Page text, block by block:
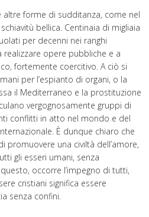
altre forme di sudditanza, come nel
bellica. Centinaia di migliaia
per decenni nei ranghi
realizzare opere pubbliche e a
fortemente coercitivo. A ciò si
per l’espianto di organi, o la
il Mediterraneo e la prostituzione
vergognosamente gruppi di
conflitti in atto nel mondo e del
È dunque chiaro che
promuovere una civiltà dell’amore,
gli esseri umani, senza
occorre l’impegno di tutti,
cristiani significa essere
senza confini.